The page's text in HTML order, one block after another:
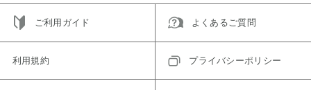
ご利用ガイド よくあるご質問
利用規約 プライバシーポリシー